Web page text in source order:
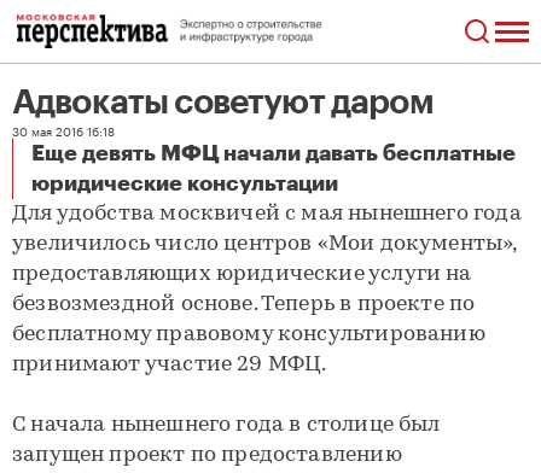
Адвокаты советуют даром
30 мая 2016 16:18
Еще девять МФЦ начали давать бесплатные
юридические консультации
Адвокаты советуют даром
Для удобства москвичей с мая нынешнего года
увеличилось число центров «Мои документы»,
предоставляющих юридические услуги на
безвозмездной основе. Теперь в проекте по
бесплатному правовому консультированию
принимают участие 29 МФЦ.
С начала нынешнего года в столице был
запущен проект по предоставлению